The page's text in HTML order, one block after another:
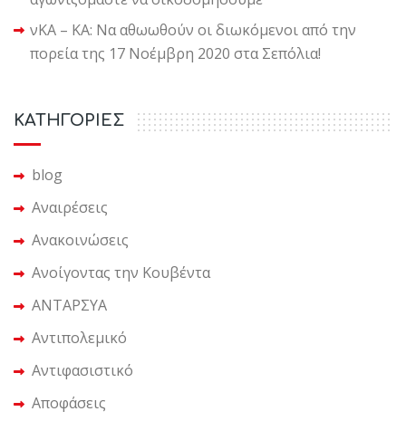
νΚΑ – ΚΑ: Να αθωωθούν οι διωκόμενοι από την
πορεία της 17 Νοέμβρη 2020 στα Σεπόλια!
KΑΤΗΓΟΡΙΕΣ
blog
Αναιρέσεις
Ανακοινώσεις
Ανοίγοντας την Κουβέντα
ΑΝΤΑΡΣΥΑ
Αντιπολεμικό
Αντιφασιστικό
Αποφάσεις